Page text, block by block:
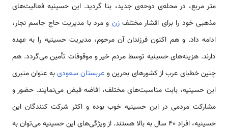
متر مربع، در محله‌ی دوحه‌ی جدید، بنا گردید. این حسینیه فعالیت‌های
مذهبی خود را برای اقشار مختلفزن و مرد با مدیریت حاج جاسم نجار،
ادامه داد. و هم اکنون فرزندان آن مرحوم، مدیریت حسینیه را به عهده
دارند. هزینه‌های حسینیه توسط مردم خیر و موقوفات تأمین می‌گردد. هم
چنین خطبای عرب از کشورهای بحرین و عربستان سعودیبه عنوان منبری
این حسینیه، بابت مناسبت‌های مختلف، افاضه فیض می‌نمایند. حضور و
مشارکت مردمی در این حسینیه خوب بوده و اکثر شرکت کنندگان این
حسینیه، افراد 40 سال به بالا هستند. از ویژگی‌های این حسینیه می‌توان به